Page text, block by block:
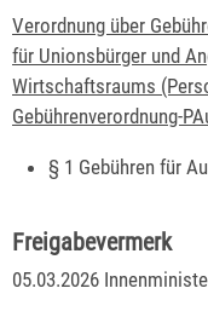
Verordnung über
für Unionsbürger und
Wirtschaftsraums
Gebührenverordnung-
§ 1 Gebühren für
Freigabevermerk
05.03.2026